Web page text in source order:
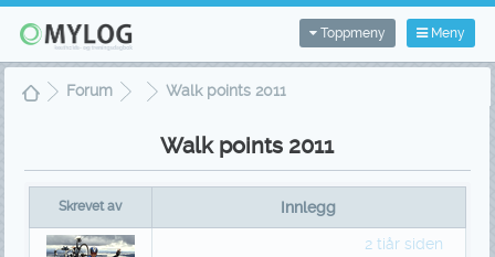
Meny
Toppmeny
Forum Walk points 2011
Walk points 2011
Skrevet av Innlegg
2 tiår siden